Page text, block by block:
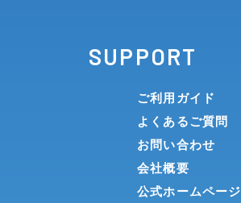
SUPPORT
ご利用ガイド
よくあるご質問
お問い合わせ
会社概要
公式ホームページ